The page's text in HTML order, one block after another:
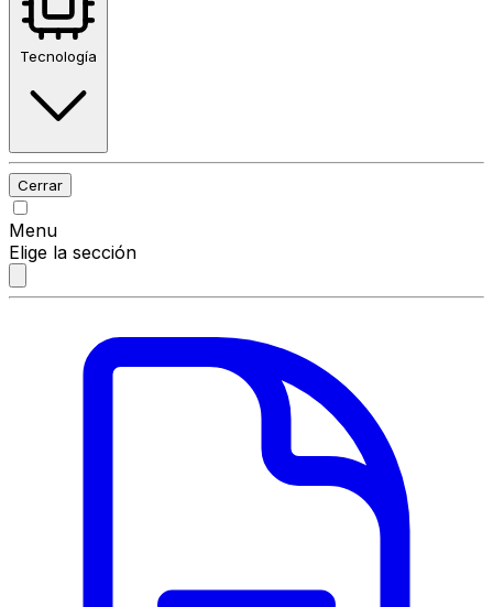
Tecnología
Cerrar
Menu
Elige la sección